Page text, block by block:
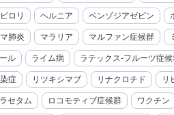
ロリ ヘルニア ベンゾジアゼピン
肺炎 マラリア マルファン症候群
ル ライム病 ラテックス-フルーツ症
症 リツキシマブ リナクロチド リ
セタム ロコモティブ症候群 ワクチン